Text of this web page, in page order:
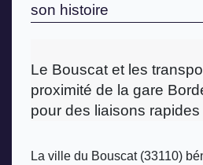
son histoire
Le Bouscat et les
proximité de la gare
pour des liaisons rapides
La ville du Bouscat (33110)